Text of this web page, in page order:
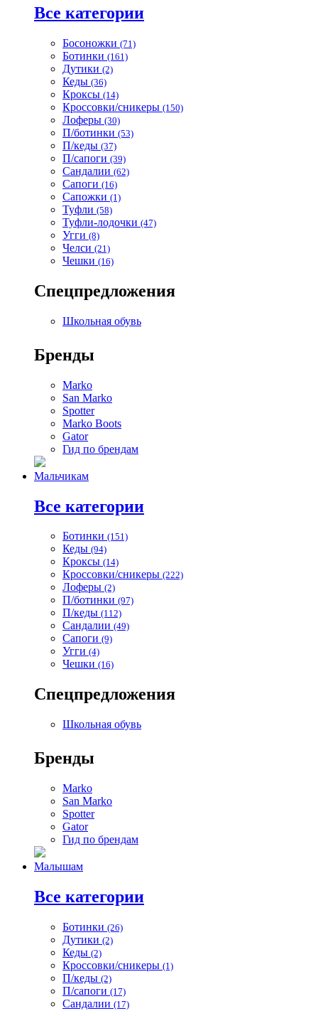
Все категории
Босоножки (71)
Ботинки (161)
Дутики (2)
Кеды (36)
Кроксы (14)
Кроссовки/сникеры (150)
Лоферы (30)
П/ботинки (53)
П/кеды (37)
П/сапоги (39)
Сандалии (62)
Сапоги (16)
Сапожки (1)
Туфли (58)
Туфли-лодочки (47)
Угги (8)
Челси (21)
Чешки (16)
Спецпредложения
Школьная обувь
Бренды
Marko
San Marko
Spotter
Marko Boots
Gator
Гид по брендам
Мальчикам
Все категории
Ботинки (151)
Кеды (94)
Кроксы (14)
Кроссовки/сникеры (222)
Лоферы (2)
П/ботинки (97)
П/кеды (112)
Сандалии (49)
Сапоги (9)
Угги (4)
Чешки (16)
Спецпредложения
Школьная обувь
Бренды
Marko
San Marko
Spotter
Gator
Гид по брендам
Малышам
Все категории
Ботинки (26)
Дутики (2)
Кеды (2)
Кроссовки/сникеры (1)
П/кеды (2)
П/сапоги (17)
Сандалии (17)